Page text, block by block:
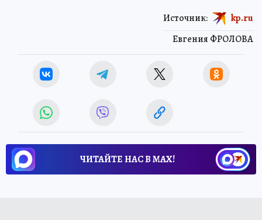
Евгения ФРОЛОВА
Источник: kp.ru
ЧИТАЙТЕ НАС В МАХ!